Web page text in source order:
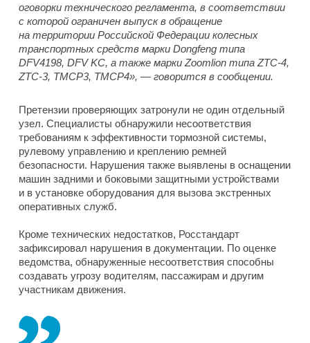
оговорки технического регламента, в соответствии
с которой ограничен выпуск в обращение
на территории Российской Федерации колесных
транспортных средств марки Dongfeng типа
DFV4198, DFV KC, а также марки Zoomlion типа ZTC-4,
ZTC-3, TMCP3, TMCP4», — говорится в сообщении.
Претензии проверяющих затронули не один отдельный
узел. Специалисты обнаружили несоответствия
требованиям к эффективности тормозной системы,
рулевому управлению и креплению ремней
безопасности. Нарушения также выявлены в оснащении
машин задними и боковыми защитными устройствами
и в установке оборудования для вызова экстренных
оперативных служб.
Кроме технических недостатков, Росстандарт
зафиксировал нарушения в документации. По оценке
ведомства, обнаруженные несоответствия способны
создавать угрозу водителям, пассажирам и другим
участникам движения.